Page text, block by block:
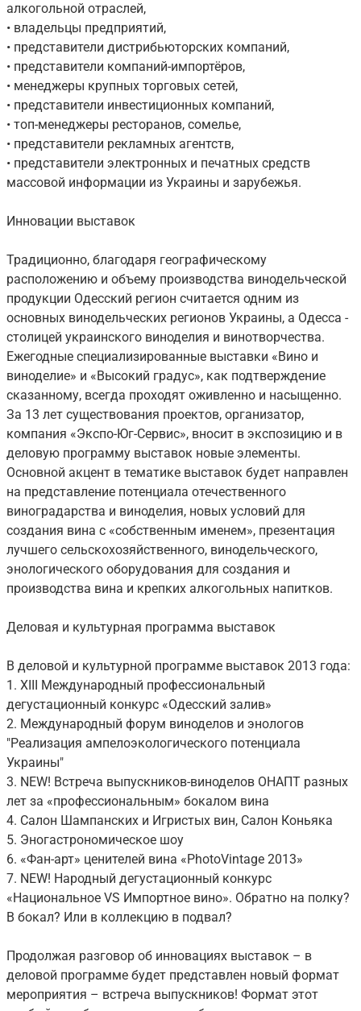
алкогольной отраслей,
• владельцы предприятий,
• представители дистрибьюторских компаний,
• представители компаний-импортёров,
• менеджеры крупных торговых сетей,
• представители инвестиционных компаний,
• топ-менеджеры ресторанов, сомелье,
• представители рекламных агентств,
• представители электронных и печатных средств
массовой информации из Украины и зарубежья.
Инновации выставок
Традиционно, благодаря географическому
расположению и объему производства винодельческой
продукции Одесский регион считается одним из
основных винодельческих регионов Украины, а Одесса -
столицей украинского виноделия и винотворчества.
Ежегодные специализированные выставки «Вино и
виноделие» и «Высокий градус», как подтверждение
сказанному, всегда проходят оживленно и насыщенно.
За 13 лет существования проектов, организатор,
компания «Экспо-Юг-Сервис», вносит в экспозицию и в
деловую программу выставок новые элементы.
Основной акцент в тематике выставок будет направлен
на представление потенциала отечественного
виноградарства и виноделия, новых условий для
создания вина с «собственным именем», презентация
лучшего сельскохозяйственного, винодельческого,
энологического оборудования для создания и
производства вина и крепких алкогольных напитков.
Деловая и культурная программа выставок
В деловой и культурной программе выставок 2013 года:
1. XIII Международный профессиональный
дегустационный конкурс «Одесский залив»
2. Международный форум виноделов и энологов
"Реализация ампелоэкологического потенциала
Украины"
3. NEW! Встреча выпускников-виноделов ОНАПТ разных
лет за «профессиональным» бокалом вина
4. Салон Шампанских и Игристых вин, Салон Коньяка
5. Эногастрономическое шоу
6. «Фан-арт» ценителей вина «PhotoVintage 2013»
7. NEW! Народный дегустационный конкурс
«Национальное VS Импортное вино». Обратно на полку?
В бокал? Или в коллекцию в подвал?
Продолжая разговор об инновациях выставок – в
деловой программе будет представлен новый формат
мероприятия – встреча выпускников! Формат этот